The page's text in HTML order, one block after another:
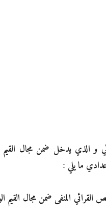
و الذي يدخل ضمن مجال القيم
اعدادي ما يلي :
المنفى ضمن مجال القيم